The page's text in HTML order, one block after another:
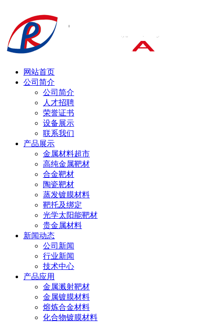
网站首页
公司简介
公司简介
人才招聘
荣誉证书
设备展示
联系我们
产品展示
金属材料超市
高纯金属靶材
合金靶材
陶瓷靶材
蒸发镀膜材料
靶托及绑定
光学太阳能靶材
贵金属材料
新闻动态
公司新闻
行业新闻
技术中心
产品应用
金属溅射靶材
金属镀膜材料
熔炼合金材料
化合物镀膜材料